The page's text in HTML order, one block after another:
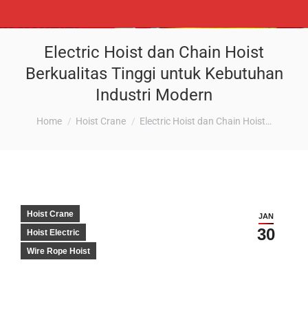
Electric Hoist dan Chain Hoist
Berkualitas Tinggi untuk Kebutuhan
Industri Modern
Home Hoist Crane Electric Hoist dan Chain Hoist…
JAN
30
Hoist Crane
Hoist Electric
Wire Rope Hoist